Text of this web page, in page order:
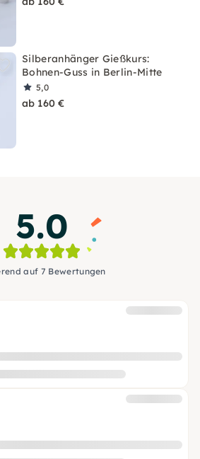
Silberanhänger Gießkurs:
Bohnen-Guss in Berlin-Mitte
5,0
ab 160 €
5.0
auf 7 Bewertungen